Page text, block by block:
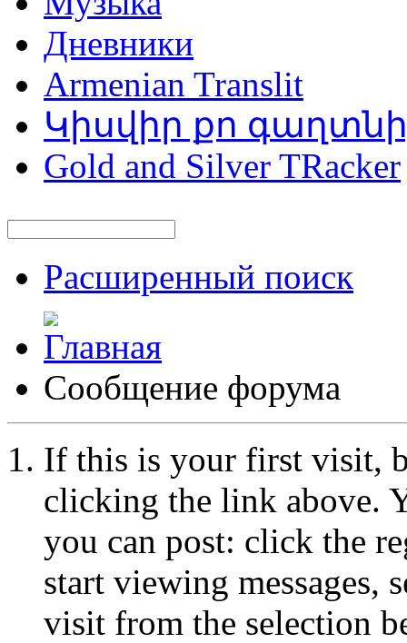
Дневники
Armenian Translit
Կիսվիր քո
Gold and Silver TRacker
Расширенный поиск
Сообщение форума
If this is your first visit,
clicking the link above.
you can post: click the
start viewing messages,
visit from the selection